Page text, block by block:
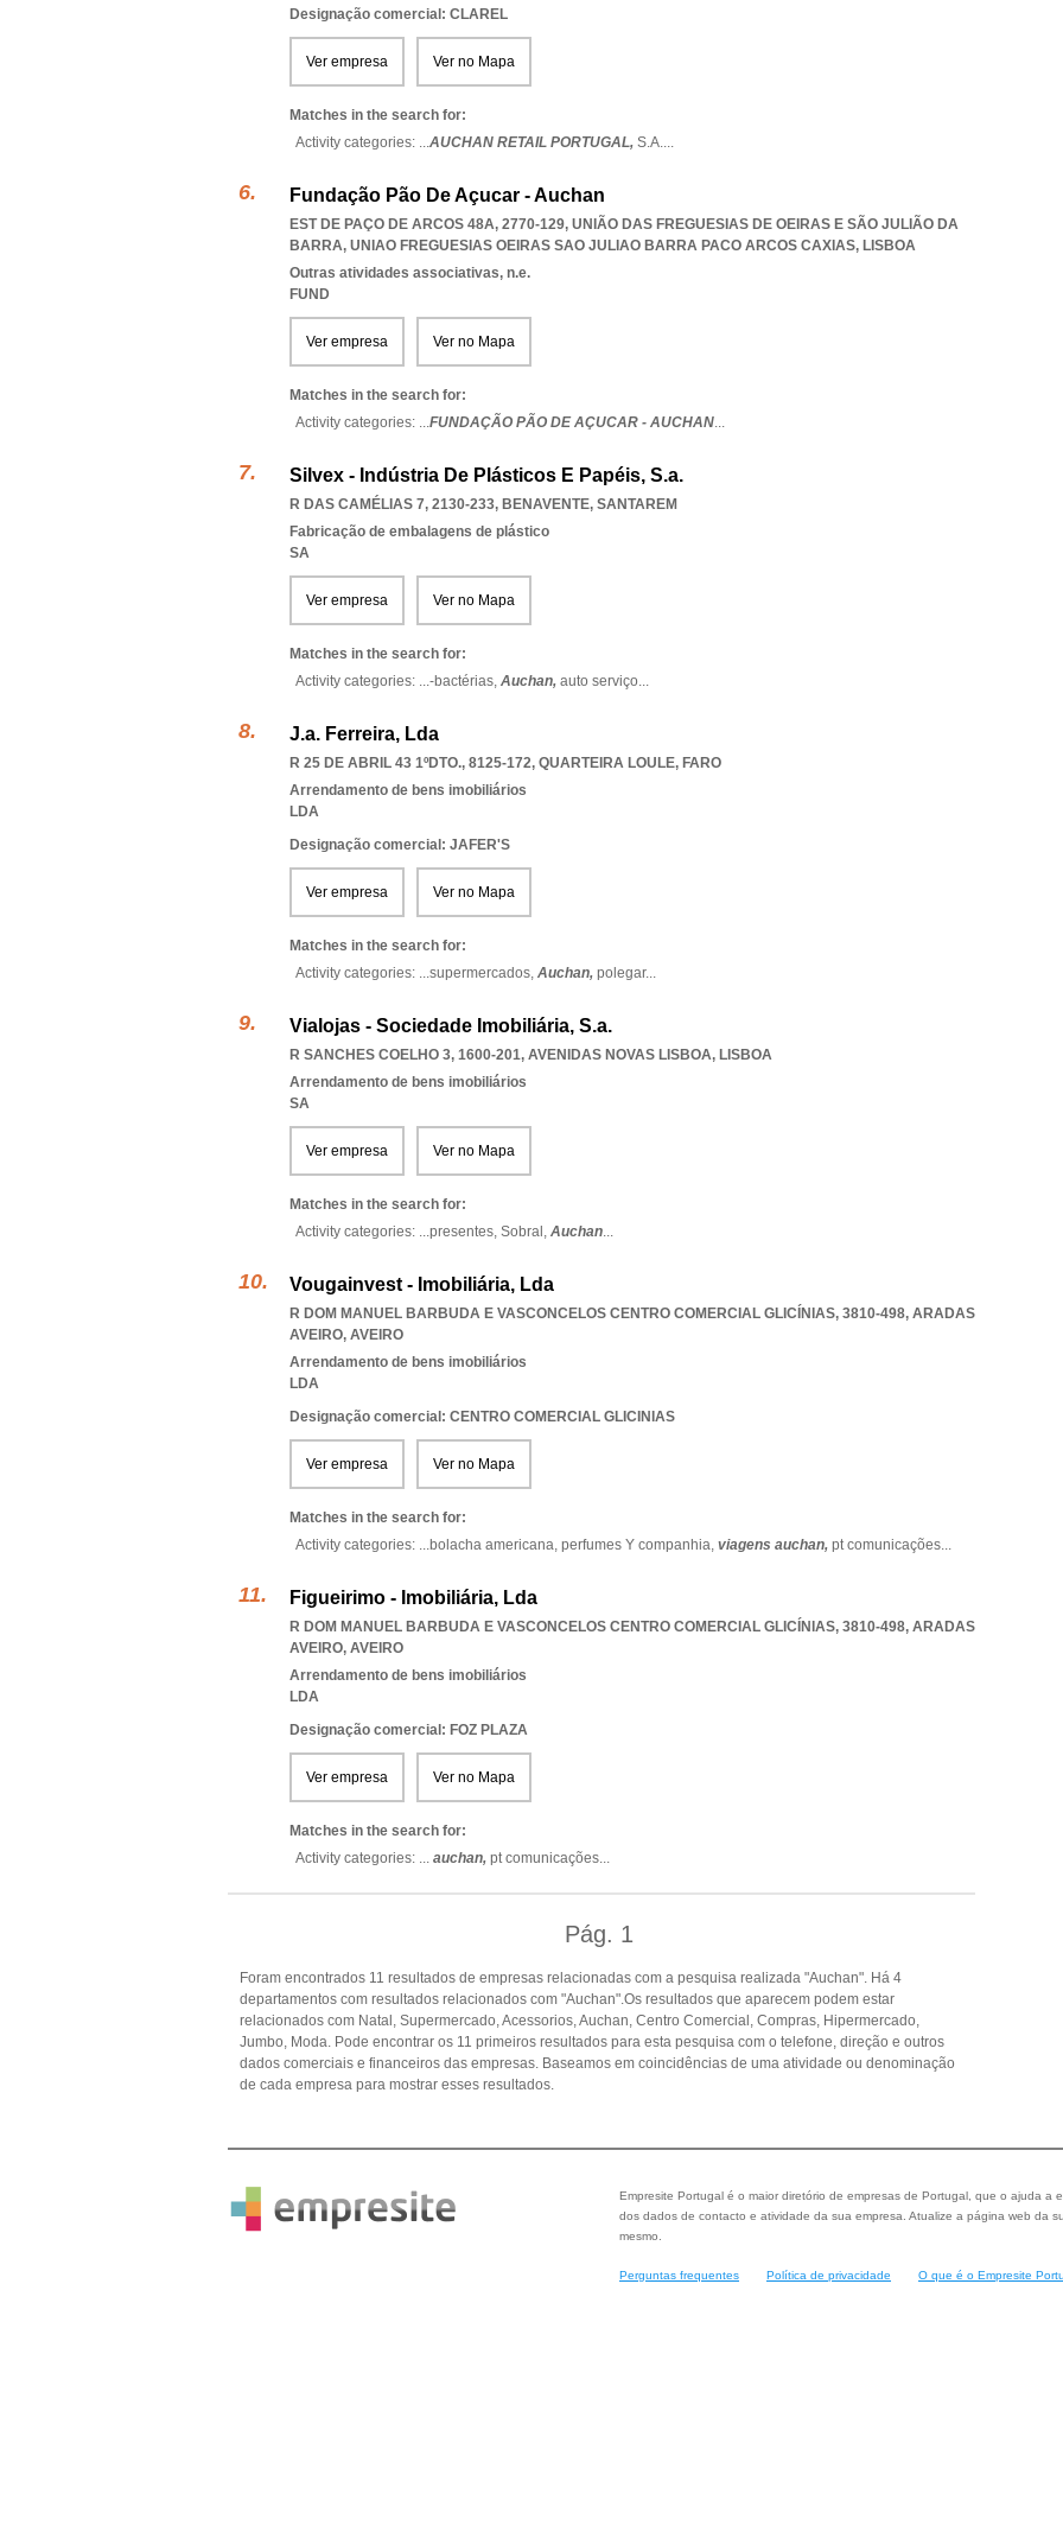
Designação comercial: CLAREL
Ver empresa Ver no Mapa
Matches in the search for:
Activity categories: ...AUCHAN RETAIL PORTUGAL, S.A....
Fundação Pão De Açucar - Auchan
EST DE PAÇO DE ARCOS 48A, 2770-129, UNIÃO DAS FREGUESIAS DE OEIRAS E SÃO JULIÃO DA
BARRA, UNIAO FREGUESIAS OEIRAS SAO JULIAO BARRA PACO ARCOS CAXIAS, LISBOA
Outras atividades associativas, n.e.
FUND
Ver empresa Ver no Mapa
Matches in the search for:
Activity categories: ...FUNDAÇÃO PÃO DE AÇUCAR - AUCHAN...
Silvex - Indústria De Plásticos E Papéis, S.a.
R DAS CAMÉLIAS 7, 2130-233, BENAVENTE, SANTAREM
Fabricação de embalagens de plástico
SA
Ver empresa Ver no Mapa
Matches in the search for:
Activity categories: ...-bactérias, Auchan, auto serviço...
J.a. Ferreira, Lda
R 25 DE ABRIL 43 1ºDTO., 8125-172, QUARTEIRA LOULE, FARO
Arrendamento de bens imobiliários
LDA
Designação comercial: JAFER'S
Ver empresa Ver no Mapa
Matches in the search for:
Activity categories: ...supermercados, Auchan, polegar...
Vialojas - Sociedade Imobiliária, S.a.
R SANCHES COELHO 3, 1600-201, AVENIDAS NOVAS LISBOA, LISBOA
Arrendamento de bens imobiliários
SA
Ver empresa Ver no Mapa
Matches in the search for:
Activity categories: ...presentes, Sobral, Auchan...
Vougainvest - Imobiliária, Lda
R DOM MANUEL BARBUDA E VASCONCELOS CENTRO COMERCIAL GLICÍNIAS, 3810-498, ARADAS
AVEIRO, AVEIRO
Arrendamento de bens imobiliários
LDA
Designação comercial: CENTRO COMERCIAL GLICINIAS
Ver empresa Ver no Mapa
Matches in the search for:
Activity categories: ...bolacha americana, perfumes Y companhia, viagens auchan, pt comunicações...
Figueirimo - Imobiliária, Lda
R DOM MANUEL BARBUDA E VASCONCELOS CENTRO COMERCIAL GLICÍNIAS, 3810-498, ARADAS
AVEIRO, AVEIRO
Arrendamento de bens imobiliários
LDA
Designação comercial: FOZ PLAZA
Ver empresa Ver no Mapa
Matches in the search for:
Activity categories: ... auchan, pt comunicações...
Pág. 1
Foram encontrados 11 resultados de empresas relacionadas com a pesquisa realizada "Auchan". Há 4
departamentos com resultados relacionados com "Auchan".Os resultados que aparecem podem estar
relacionados com Natal, Supermercado, Acessorios, Auchan, Centro Comercial, Compras, Hipermercado,
Jumbo, Moda. Pode encontrar os 11 primeiros resultados para esta pesquisa com o telefone, direção e outros
dados comerciais e financeiros das empresas. Baseamos em coincidências de uma atividade ou denominação
de cada empresa para mostrar esses resultados.
Empresite Portugal é o maior diretório de empresas de Portugal, que o ajuda a
dos dados de contacto e atividade da sua empresa. Atualize a página web da
mesmo.
Perguntas frequentes Política de privacidade O que é o Empresite